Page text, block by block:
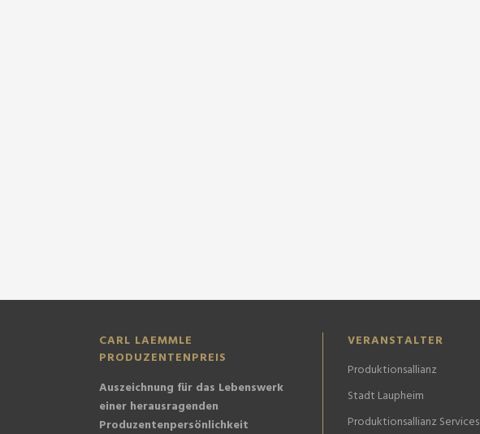
CARL LAEMMLE
PRODUZENTENPREIS
Auszeichnung für das Lebenswerk
einer herausragenden
Produzentenpersönlichkeit
VERANSTALTER
Produktionsallianz
Stadt Laupheim
Produktionsallianz Services